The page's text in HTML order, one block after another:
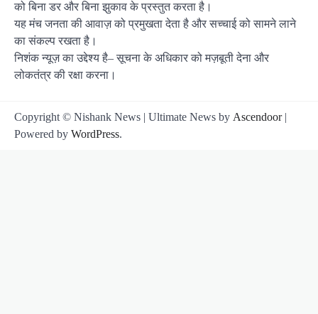
को बिना डर और बिना झुकाव के प्रस्तुत करता है।
यह मंच जनता की आवाज़ को प्रमुखता देता है और सच्चाई को सामने लाने
का संकल्प रखता है।
निशंक न्यूज़ का उद्देश्य है– सूचना के अधिकार को मज़बूती देना और
लोकतंत्र की रक्षा करना।
Copyright © Nishank News | Ultimate News by Ascendoor|
Powered by WordPress.